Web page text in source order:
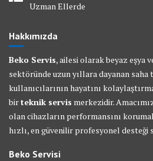
Uzman Ellerde
Hakkımızda
Beko Servis, ailesi olarak beyaz eşya
sektöründe uzun yıllara dayanan saha
kullanıcılarının hayatını
birteknik servis merkezidir.
olan cihazların performansını
hızlı, en güvenilir profesyonel desteği
Beko Servisi